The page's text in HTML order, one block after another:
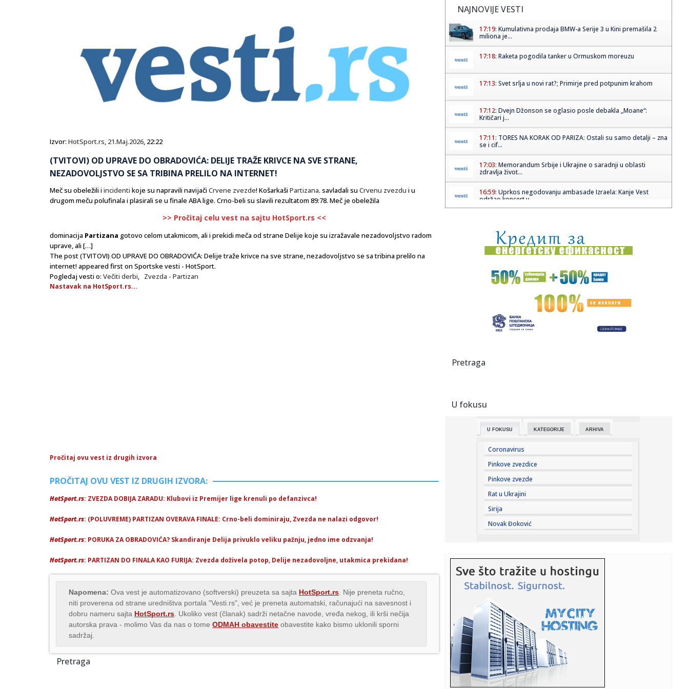
Izvor: HotSport.rs, 21.Maj.2026, 22:22
(TVITOVI) OD UPRAVE DO OBRADOVIĆA: DELIJE TRAŽE KRIVCE NA SVE STRANE,
NEZADOVOLJSTVO SE SA TRIBINA PRELILO NA INTERNET!
Meč su obeležili i incidenti koje su napravili navijači Crvene zvezde! Košarkaši Partizana. savladali su Crvenu zvezdu i u
drugom meču polufinala i plasirali se u finale ABA lige. Crno-beli su slavili rezultatom 89:78. Meč je obeležila
>> Pročitaj celu vest na sajtu HotSport.rs <<
dominacija Partizana gotovo celom utakmicom, ali i prekidi meča od strane Delije koje su izražavale nezadovoljstvo radom
uprave, ali […]
The post (TVITOVI) OD UPRAVE DO OBRADOVIĆA: Delije traže krivce na sve strane, nezadovoljstvo se sa tribina prelilo na
internet! appeared first on Sportske vesti - HotSport.
Pogledaj vesti o: Večiti derbi, Zvezda - Partizan
Nastavak na HotSport.rs...
Pročitaj ovu vest iz drugih izvora
PROČITAJ OVU VEST IZ DRUGIH IZVORA:
HotSport.rs: ZVEZDA DOBIJA ZARADU: Klubovi iz Premijer lige krenuli po defanzivca!
HotSport.rs: (POLUVREME) PARTIZAN OVERAVA FINALE: Crno-beli dominiraju, Zvezda ne nalazi odgovor!
HotSport.rs: PORUKA ZA OBRADOVIĆA? Skandiranje Delija privuklo veliku pažnju, jedno ime odzvanja!
HotSport.rs: PARTIZAN DO FINALA KAO FURIJA: Zvezda doživela potop, Delije nezadovoljne, utakmica prekidana!
Napomena: Ova vest je automatizovano (softverski) preuzeta sa sajta HotSport.rs . Nije preneta ručno,
niti proverena od strane uredništva portala "Vesti.rs", već je preneta automatski, računajući na savesnost i
dobru nameru sajta HotSport.rs . Ukoliko vest (članak) sadrži netačne navode, vređa nekog, ili krši nečija
autorska prava - molimo Vas da nas o tome ODMAH obavestite obavestite kako bismo uklonili sporni
sadržaj.
Pretraga
NAJNOVIJE VESTI
17:19: Kumulativna prodaja BMW-a Serije 3 u Kini premašila 2
miliona je...
17:18: Raketa pogodila tanker u Ormuskom moreuzu
17:13: Svet srlja u novi rat?; Primirje pred potpunim krahom
17:12: Dvejn Džonson se oglasio posle debakla „Moane“:
Kritičari j...
17:11: TORES NA KORAK OD PARIZA: Ostali su samo detalji – zna
se i cif...
17:03: Memorandum Srbije i Ukrajine o saradnji u oblasti
zdravlja život...
16:59: Uprkos negodovanju ambasade Izraela: Kanje Vest
održao koncert u...
16:57:Amerika objavila novi set materijala o NLO: Trougao iznad
Avganis...
16:55:Potpisan ugovor: Komšije grade novi most na Morači
Trener Minesote o Goberu: "Žalosno je koliko kritika
16:48:Broj žrtava pucnjave u školi na Tajlandu porastao na devet
bez ...
16:43:
16:43:
Menjaju se pravila za poreze u Srbiji! Predlog već u
16:42:BEŠIKTAŠ NE DOLAZI DA STATIRA: Čelnik otkrio veliki plan,
pa p...
16:36:SafeJournalists: Hitno identifikovati i kazniti osobe koje
prete ...
16:36:Pavlović odigrao poluvreme – Stanković dobio pola sata
protiv...
16:31: Bivša Gučijeva žena hitno hospitalizovana; Pozlilo joj na
odmo...
16:30:
Gospodnjeg u...
16:30:„Zlatni puž“ praznik animacije u Vranju
16:29:Preminuo William Orbit, legendarni britanski producent
16:27:Grčka diže ""Apače; dva moćna helikoptera lete ka
Pretraga
U fokusu
U FOKUSU KATEGORIJE ARHIVA
Coronavirus
Pinkove zvezdice
Pinkove zvezde
Rat u Ukrajini
Sirija
Novak Đoković